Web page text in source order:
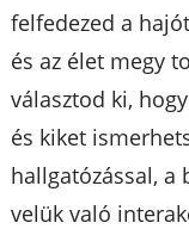
felfedezed a
és az élet megy
választod ki,
és kiket
hallgatózással, a
velük való